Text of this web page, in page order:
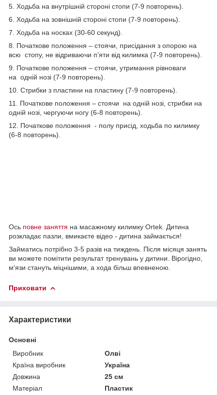
5. Ходьба на внутрішній стороні стопи (7-9 повторень).
6. Ходьба на зовнішній стороні стопи (7-9 повторень).
7. Ходьба на носках (30-60 секунд).
8. Початкове положення – стоячи, присідання з опорою на
всю стопу, не відриваючи п’яти від килимка (7-9 повторень).
9. Початкове положення – стоячи, утримання рівноваги
на одній нозі (7-9 повторень).
10. Стрибки з пластини на пластину (7-9 повторень).
11. Початкове положення – стоячи на одній нозі, стрибки на
одній нозі, чергуючи ногу (6-8 повторень).
12. Початкове положення - полу присід, ходьба по килимку
(6-8 повторень).
Ось повне заняття на масажному килимку Ortek. Дитина
розкладає пазли, вмикаєте відео - дитина займається!
Займатись потрібно 3-5 разів на тиждень. Після місяця занять
ви можете помітити результат тренувань у дитини. Вірогідно,
м'язи стануть міцнішими, а хода більш впевненою.
Приховати
Характеристики
Основні
Виробник
Олві
Країна виробник
Україна
Довжина
25 см
Матеріал
Пластик